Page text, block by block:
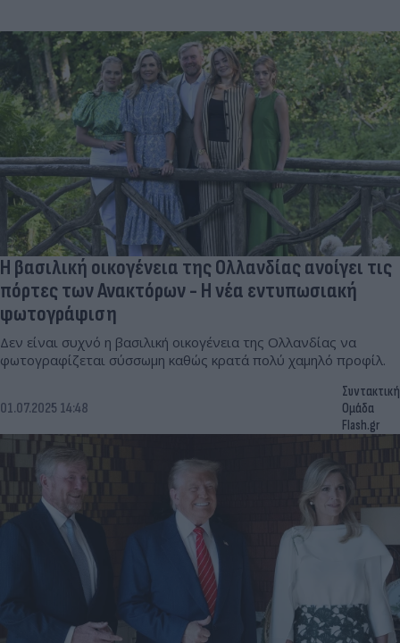
Η βασιλική οικογένεια της Ολλανδίας ανοίγει τις
πόρτες των Ανακτόρων - Η νέα εντυπωσιακή
φωτογράφιση
Δεν είναι συχνό η βασιλική οικογένεια της Ολλανδίας να
φωτογραφίζεται σύσσωμη καθώς κρατά πολύ χαμηλό προφίλ.
01.07.2025 14:48
Συντακτική
Ομάδα
Flash.gr